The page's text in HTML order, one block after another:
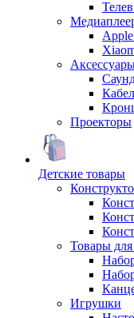
Проекторы
Детские товары
Товары для
Игрушки